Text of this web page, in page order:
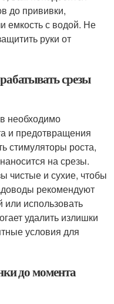
до прививки,
емкость с водой. Не
руки от
срезы
необходимо
и предотвращения
стимуляторы роста,
на срезы.
чистые и сухие, чтобы
рекомендуют
или использовать
удалить излишки
условия для
до момента